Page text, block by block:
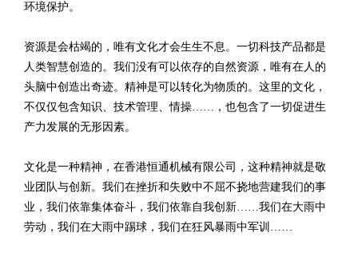
环境保护。
资源是会枯竭的，唯有文化才会生生不息。一切科技产品都是
人类智慧创造的。我们没有可以依存的自然资源，唯有在人的
头脑中创造出奇迹。精神是可以转化为物质的。这里的文化，
不仅仅包含知识、技术管理、情操……，也包含了一切促进生
产力发展的无形因素。
文化是一种精神，在香港恒通机械有限公司，这种精神就是敬
业团队与创新。我们在挫折和失败中不屈不挠地营建我们的事
业，我们依靠集体奋斗，我们依靠自我创新……我们在大雨中
劳动，我们在大雨中踢球，我们在狂风暴雨中军训……